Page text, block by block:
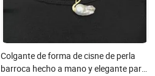
Colgante de forma de cisne de perla
barroca hecho a mano y elegante para